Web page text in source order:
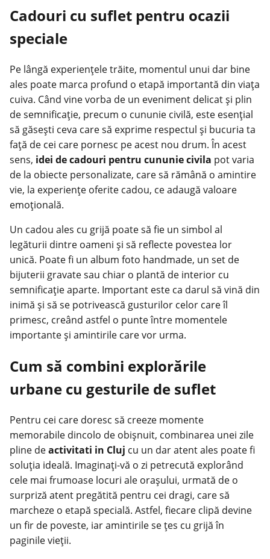
Cadouri cu suflet pentru ocazii
speciale
Pe lângă experiențele trăite, momentul unui dar bine
ales poate marca profund o etapă importantă din viața
cuiva. Când vine vorba de un eveniment delicat și plin
de semnificație, precum o cununie civilă, este esențial
să găsești ceva care să exprime respectul și bucuria ta
față de cei care pornesc pe acest nou drum. În acest
sens, idei de cadouri pentru cununie civila pot varia
de la obiecte personalizate, care să rămână o amintire
vie, la experiențe oferite cadou, ce adaugă valoare
emoțională.
Un cadou ales cu grijă poate să fie un simbol al
legăturii dintre oameni și să reflecte povestea lor
unică. Poate fi un album foto handmade, un set de
bijuterii gravate sau chiar o plantă de interior cu
semnificație aparte. Important este ca darul să vină din
inimă și să se potrivească gusturilor celor care îl
primesc, creând astfel o punte între momentele
importante și amintirile care vor urma.
Cum să combini explorările
urbane cu gesturile de suflet
Pentru cei care doresc să creeze momente
memorabile dincolo de obișnuit, combinarea unei zile
pline deactivitati in Cluj cu un dar atent ales poate fi
soluția ideală. Imaginați-vă o zi petrecută explorând
cele mai frumoase locuri ale orașului, urmată de o
surpriză atent pregătită pentru cei dragi, care să
marcheze o etapă specială. Astfel, fiecare clipă devine
un fir de poveste, iar amintirile se țes cu grijă în
paginile vieții.